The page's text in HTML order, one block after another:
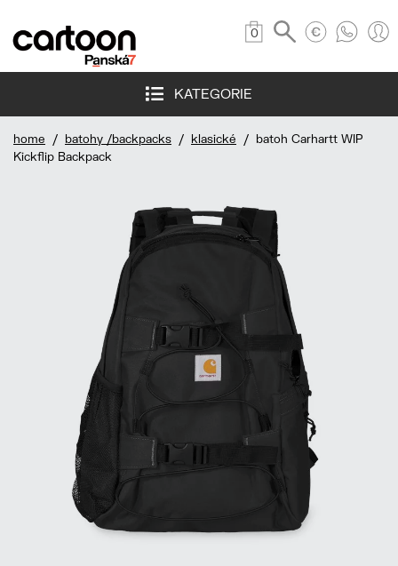
0
KATEGORIE
home / batohy /backpacks / klasické / batoh Carhartt WIP
Kickflip Backpack